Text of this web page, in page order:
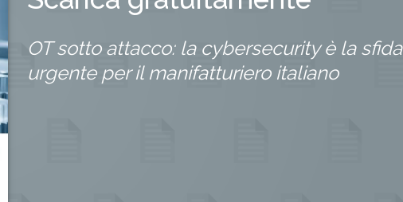
OT sotto attacco: la cybersecurity è la sfida
urgente per il manifatturiero italiano